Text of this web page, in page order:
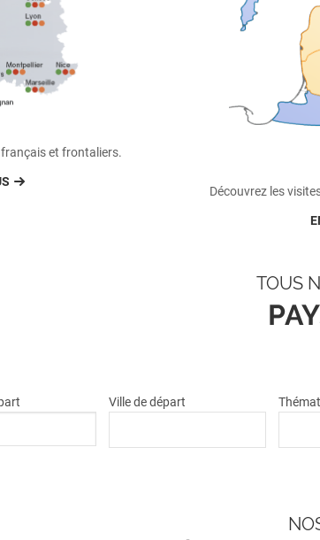
et frontaliers.
Découvrez les
TOUS
Ville de départ